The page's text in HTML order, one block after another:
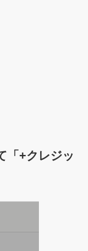
「+クレジッ